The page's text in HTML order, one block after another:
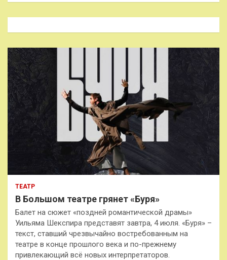
к
ТЕАТР
В Большом театре грянет «Буря»
Балет на сюжет «поздней романтической драмы»
Уильяма Шекспира представят завтра, 4 июля. «Буря» –
текст, ставший чрезвычайно востребованным на
театре в конце прошлого века и по-прежнему
привлекающий всё новых интерпретаторов.